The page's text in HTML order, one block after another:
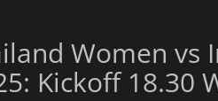
Women vs
Kickoff 18.30